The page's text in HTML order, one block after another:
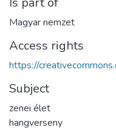
Magyar nemzet
Access rights
https://
Subject
zenei élet
hangverseny